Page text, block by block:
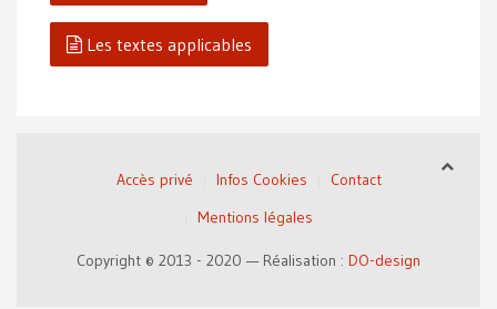
Les textes applicables
Accès privé Infos Cookies
Contact
Mentions légales
Copyright © 2013 - 2020 — Réalisation : DO-design